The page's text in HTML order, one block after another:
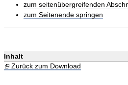
zum seitenübergreifenden
zum Seitenende springen
Inhalt
Zurück zum Download